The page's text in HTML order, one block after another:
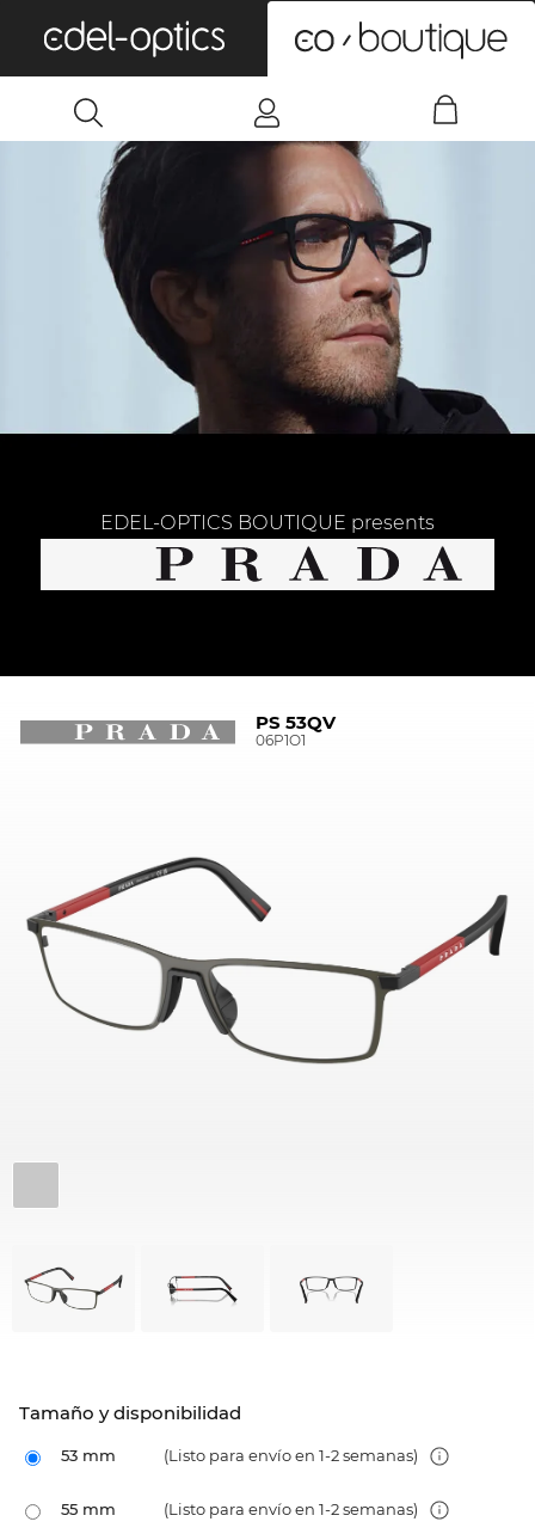
EDEL-OPTICS BOUTIQUE presents
PS 53QV
06P1O1
Tamaño y disponibilidad
53 mm (Listo para envío en 1-2 semanas)
55 mm (Listo para envío en 1-2 semanas)